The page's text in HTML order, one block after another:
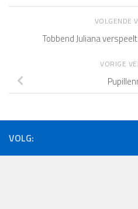
VOLGENDE
Tobbend Juliana
VORIGE
VOLG: